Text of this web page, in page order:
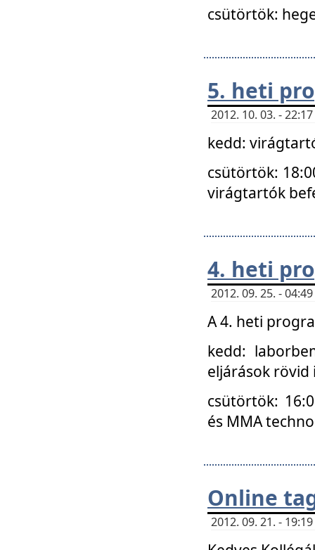
csütörtök:
5. heti
2012. 10. 03. -
kedd:
csütörtök:
virágtartók
4. heti
2012. 09. 25. -
A 4. heti
kedd:
eljárások
csütörtök:
és MMA
Online
2012. 09. 21. -